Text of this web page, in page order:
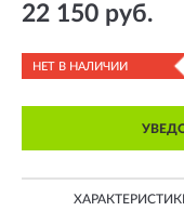
22 150 руб.
НЕТ В НАЛИЧИИ